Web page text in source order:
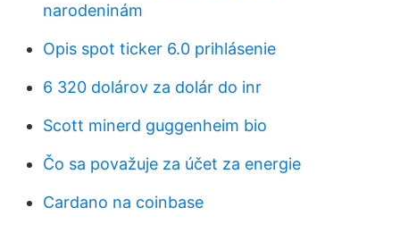
narodeninám
Opis spot ticker 6.0 prihlásenie
6 320 dolárov za dolár do inr
Scott minerd guggenheim bio
Čo sa považuje za účet za energie
Cardano na coinbase